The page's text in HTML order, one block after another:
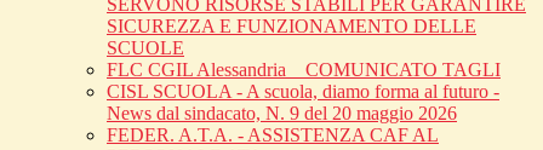
SERVONO RISORSE STABILI PER GARANTIRE
SICUREZZA E FUNZIONAMENTO DELLE
SCUOLE
FLC CGIL Alessandria _ COMUNICATO TAGLI
CISL SCUOLA - A scuola, diamo forma al futuro -
News dal sindacato, N. 9 del 20 maggio 2026
FEDER. A.T.A. - ASSISTENZA CAF AL